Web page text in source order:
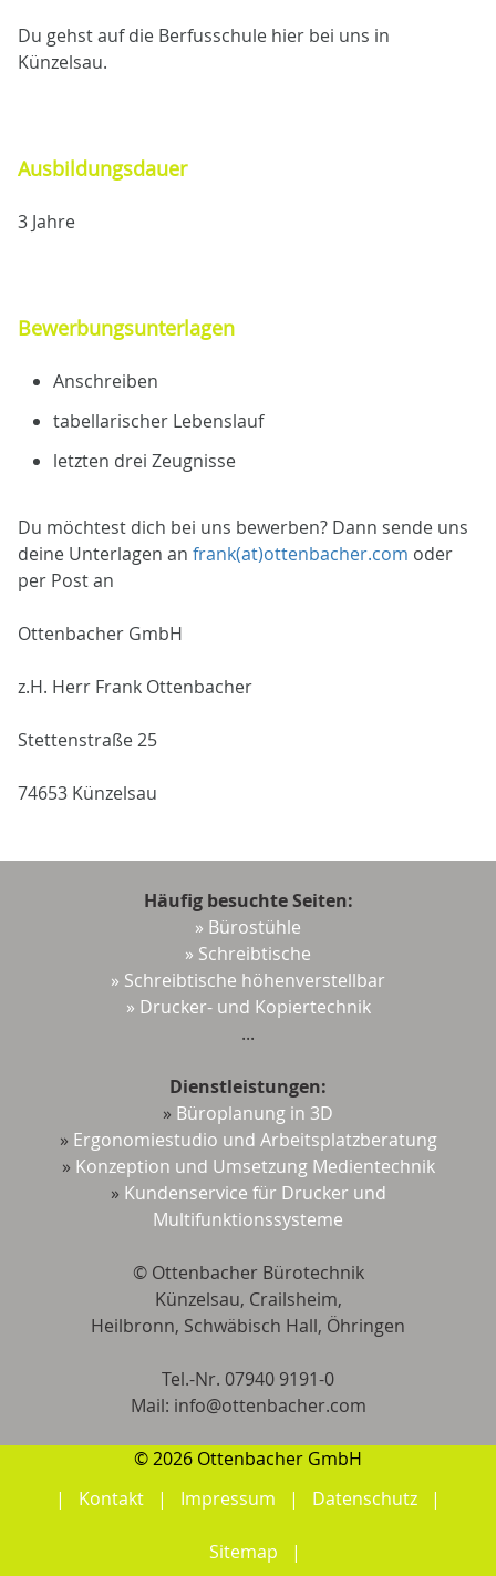
Du gehst auf die Berfusschule hier bei uns in
Künzelsau.
Ausbildungsdauer
3 Jahre
Bewerbungsunterlagen
Anschreiben
tabellarischer Lebenslauf
letzten drei Zeugnisse
Du möchtest dich bei uns bewerben? Dann sende uns
deine Unterlagen an frank(at)ottenbacher.com oder
per Post an
Ottenbacher GmbH
z.H. Herr Frank Ottenbacher
Stettenstraße 25
74653 Künzelsau
Häufig besuchte Seiten:
» Bürostühle
» Schreibtische
» Schreibtische höhenverstellbar
» Drucker- und Kopiertechnik
...
Dienstleistungen:
» Büroplanung in 3D
» Ergonomiestudio und Arbeitsplatzberatung
» Konzeption und Umsetzung Medientechnik
» Kundenservice für Drucker und
Multifunktionssysteme
© Ottenbacher Bürotechnik
Künzelsau, Crailsheim,
Heilbronn, Schwäbisch Hall, Öhringen
Tel.-Nr. 07940 9191-0
Mail: ​​​​​​info@ottenbacher.com
© 2026 Ottenbacher GmbH
Kontakt
Impressum Datenschutz
Sitemap